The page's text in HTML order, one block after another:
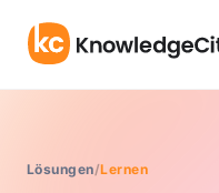
Lösungen/Lernen